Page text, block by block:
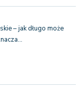
– jak długo może